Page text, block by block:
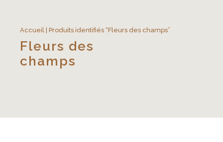
Accueil | Produits identifiés “Fleurs des champs”
Fleurs des
champs